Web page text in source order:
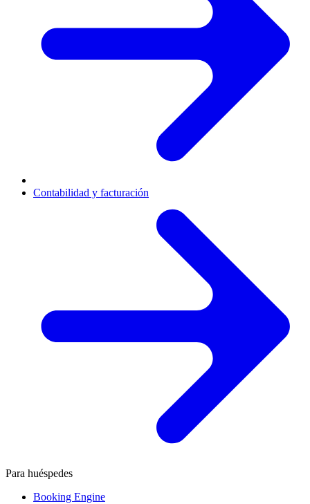
Contabilidad y facturación
Para huéspedes
Booking Engine